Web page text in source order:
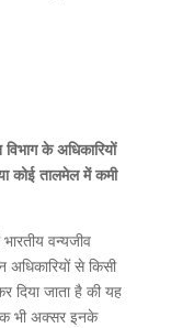
के अधिकारियों
कोई तालमेल में कमी
वन्यजीव
से किसी
दिया जाता है की यह
भी अक्सर इनके